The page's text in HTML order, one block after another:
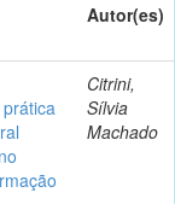
Autor(es)
Citrini,
Sílvia
Machado